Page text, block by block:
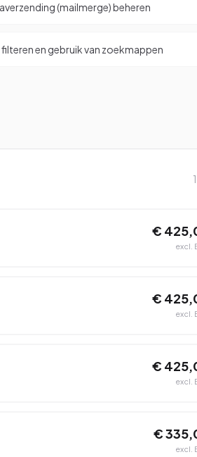
(mailmerge) beheren
en gebruik van zoekmappen
€
excl.
€
excl.
€
excl.
€
excl.